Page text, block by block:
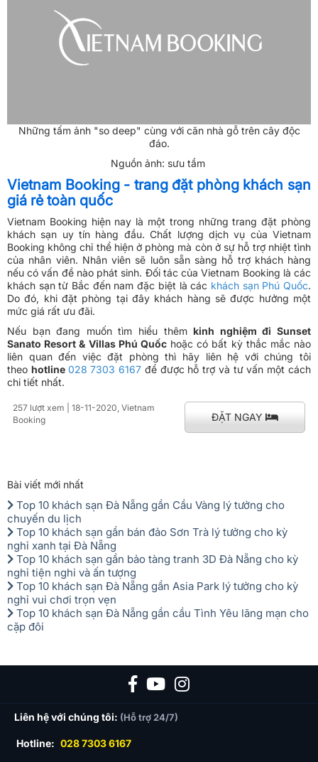
Những tấm ảnh "so deep" cùng với căn nhà gỗ trên cây độc
đáo.
Nguồn ảnh: sưu tầm
Vietnam Booking - trang đặt phòng khách sạn
giá rẻ toàn quốc
Vietnam Booking hiện nay là một trong những trang đặt phòng
khách sạn uy tín hàng đầu. Chất lượng dịch vụ của Vietnam
Booking không chỉ thể hiện ở phòng mà còn ở sự hỗ trợ nhiệt tình
của nhân viên. Nhân viên sẽ luôn sẵn sàng hỗ trợ khách hàng
nếu có vấn đề nào phát sinh. Đối tác của Vietnam Booking là các
khách sạn từ Bắc đến nam đặc biệt là các khách sạn Phú Quốc.
Do đó, khi đặt phòng tại đây khách hàng sẽ được hưởng một
mức giá rất ưu đãi.
Nếu bạn đang muốn tìm hiểu thêmkinh nghiệm đi Sunset
Sanato Resort & Villas Phú Quốchoặc có bất kỳ thắc mắc nào
liên quan đến việc đặt phòng thì hãy liên hệ với chúng tôi
theo hotline 028 7303 6167 để được hỗ trợ và tư vấn một cách
chi tiết nhất.
257 lượt xem | 18-11-2020, Vietnam
Booking
ĐẶT NGAY
Bài viết mới nhất
Top 10 khách sạn Đà Nẵng gần Cầu Vàng lý tưởng cho
chuyến du lịch
Top 10 khách sạn gần bán đảo Sơn Trà lý tưởng cho kỳ
nghỉ xanh tại Đà Nẵng
Top 10 khách sạn gần bảo tàng tranh 3D Đà Nẵng cho kỳ
nghỉ tiện nghi và ấn tượng
Top 10 khách sạn Đà Nẵng gần Asia Park lý tưởng cho kỳ
nghỉ vui chơi trọn vẹn
Top 10 khách sạn Đà Nẵng gần cầu Tình Yêu lãng mạn cho
cặp đôi
Liên hệ với chúng tôi: (Hỗ trợ 24/7)
Hotline: 028 7303 6167